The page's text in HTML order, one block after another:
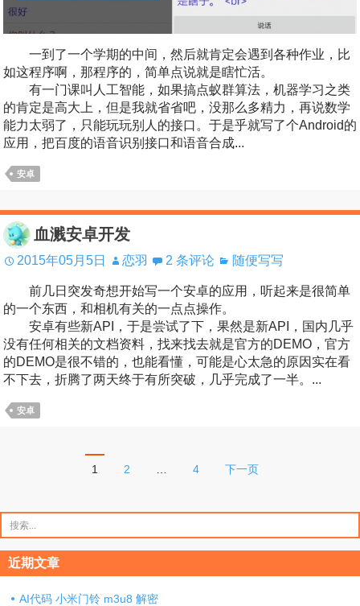
一到了一个学期的中间，然后就肯定会遇到各种作业，比
如这程序啊，那程序的，简单点说就是瞎忙活。
有一门课叫人工智能，如果搞点蚁群算法，机器学习之类
的肯定是高大上，但是我就省省吧，没那么多精力，再说数学
能力太弱了，只能玩玩别人的接口。于是乎就写了个Android的
应用，把百度的语音识别接口和语音合成...
安卓
血溅安卓开发
2015年05月5日 恋羽 2 条评论 随便写写
前几日突发奇想开始写一个安卓的应用，听起来是很简单
的一个东西，和相机有关的一点点操作。
安卓有些新API，于是尝试了下，果然是新API，国内几乎
没有任何相关的文档资料，找来找去就是官方的DEMO，官方
的DEMO是很不错的，也能看懂，可能是心太急的原因实在看
不下去，折腾了两天终于有所突破，几乎完成了一半。...
安卓
分
页
1 2 4 下一页
索：
近期文章
AI代码 小米门铃 m3u8 解密